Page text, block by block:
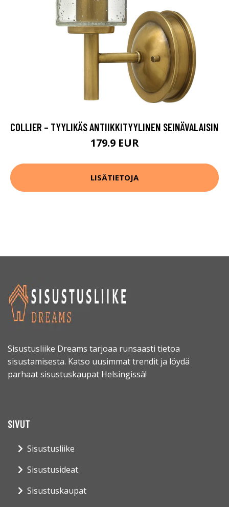
COLLIER – TYYLIKÄS ANTIIKKITYYLINEN SEINÄVALAISIN
179.9 EUR
LISÄTIETOJA
Sisustusliike Dreams tarjoaa runsaasti tietoa
sisustamisesta. Katso uusimmat trendit ja löydä
parhaat sisustuskaupat Helsingissä!
SIVUT
Sisustusliike
Sisustusideat
Sisustuskaupat